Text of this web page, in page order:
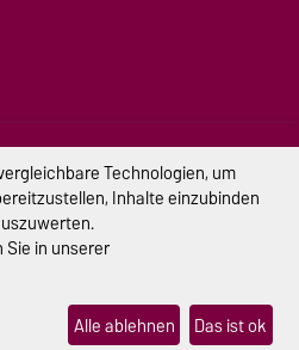
Einstellungen
Technologien, um
Inhalte einzubinden
in unserer
Alle ablehnen Das ist ok